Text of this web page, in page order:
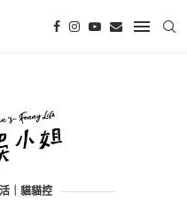
｜貓貓控